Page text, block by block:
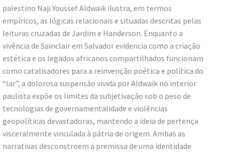
palestino Naji Youssef Aldwaik ilustra, em termos
empíricos, as lógicas relacionais e situadas descritas pelas
leituras cruzadas de Jardim e Handerson. Enquanto a
vivência de Sainclair em Salvador evidencia como a criação
estética e os legados africanos compartilhados funcionam
como catalisadores para a reinvenção poética e política do
“lar”, a dolorosa suspensão vivida por Aldwaik no interior
paulista expõe os limites da subjetivação sob o peso de
tecnologias de governamentalidade e violências
geopolíticas devastadoras, mantendo a ideia de pertença
visceralmente vinculada à pátria de origem. Ambas as
narrativas desconstroem a premissa de uma identidade